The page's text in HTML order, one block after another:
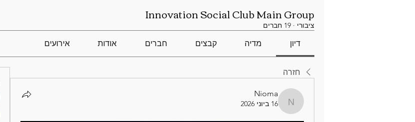
Innovation Social Club Main Group
ציבורי · 19 חברים
דיון מדיה קבצים חברים אודות אירועים
חזרה
Nioma
Nioma
16 ביוני 2026